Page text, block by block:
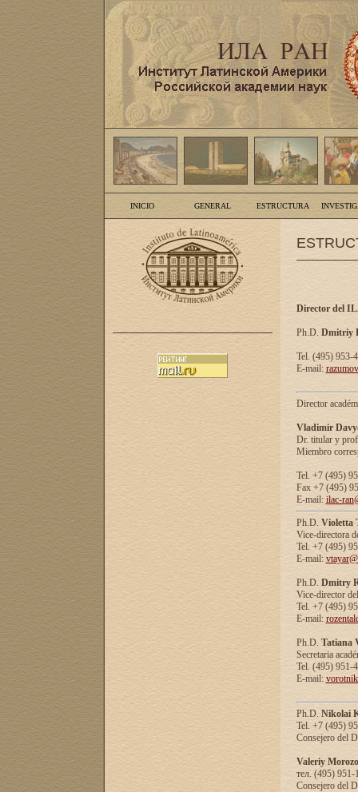
INICIO GENERAL ESTRUCTURA
Director del
Ph.D. Dmitriy
Tel. (495) 953-
E-mail:
Director
Vladimir
Dr. titular y
Miembro
Tel. +7 (495)
Fax +7 (495)
E-mail: ilac-
Ph.D. Violetta
Vice-directora
Tel. +7 (495)
E-mail:
Ph.D. Dmitry
Vice-director
Tel. +7 (495)
E-mail:
Ph.D. Tatiana
Secretaria
Tel. (495) 951-
E-mail:
Ph.D. Nikolai
Tel. +7 (495)
Consejero del
Valeriy
тел. (495) 951-
Consejero del